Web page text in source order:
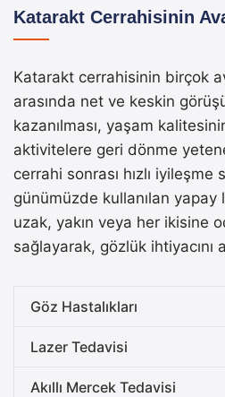
Katarakt Cerrahisinin
Katarakt cerrahisinin birçok
arasında net ve keskin
kazanılması, yaşam
aktivitelere geri dönme
cerrahi sonrası hızlı iyileşme
günümüzde kullanılan yapay
uzak, yakın veya her ikisine
sağlayarak, gözlük ihtiyacını
Göz Hastalıkları
Lazer Tedavisi
Akıllı Mercek Tedavisi